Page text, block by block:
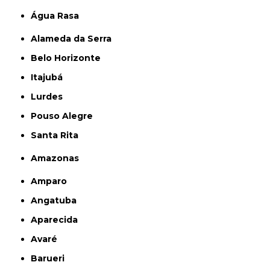
Água Rasa
Alameda da Serra
Belo Horizonte
Itajubá
Lurdes
Pouso Alegre
Santa Rita
Amazonas
Amparo
Angatuba
Aparecida
Avaré
Barueri